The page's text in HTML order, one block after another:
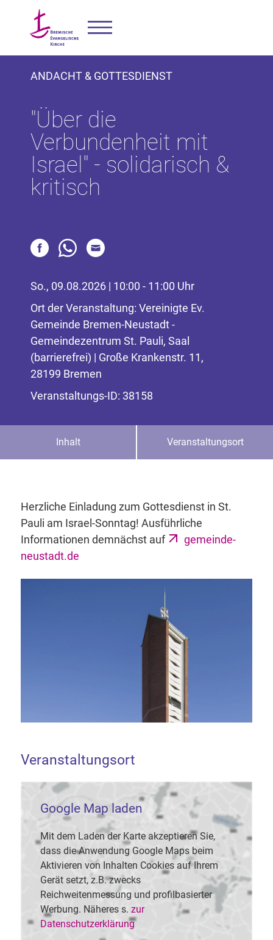
ANDACHT & GOTTESDIENST
"Über die
Verbundenheit mit
Israel" - solidarisch &
kritisch
So., 09.08.2026 | 10:00 - 11:00 Uhr
Ort der Veranstaltung: Vereinigte Ev.
Gemeinde Bremen-Neustadt -
Gemeindezentrum St. Pauli, Saal
(barrierefrei) | Große Krankenstr. 11,
28199 Bremen
Veranstaltungs-ID: 38158
Inhalt Veranstaltungsort
Herzliche Einladung zum Gottesdienst in St.
Pauli am Israel-Sonntag! Ausführliche
Informationen demnächst auf
gemeinde-
neustadt.de
Veranstaltungsort
Google Map laden
Mit dem Laden der Karte akzeptieren Sie,
dass die Anwendung Google Maps beim
Aktivieren von Inhalten Cookies auf Ihrem
Gerät setzt, z.B. zwecks
Reichweitenmessung und profilbasierter
Werbung. Näheres s. zur
Datenschutzerklärung